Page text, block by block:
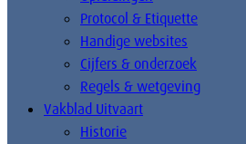
Protocol & Etiquette
Handige websites
Cijfers & onderzoek
Regels & wetgeving
Vakblad Uitvaart
Historie